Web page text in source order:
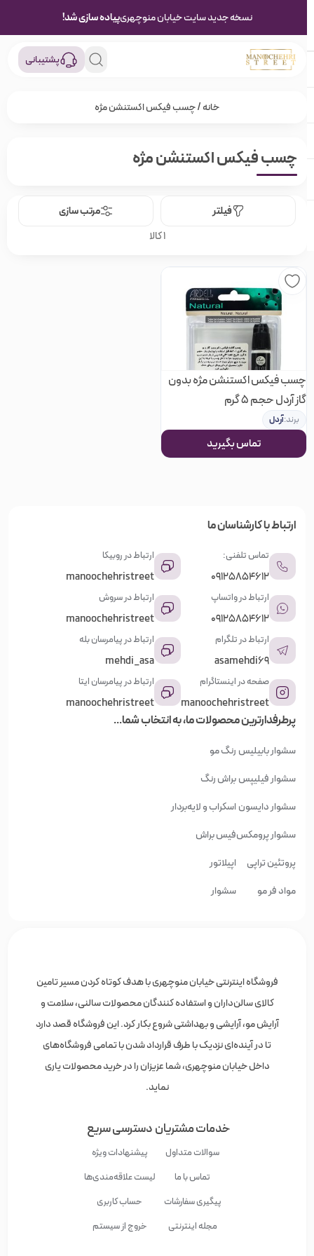
نسخه جدید سایت خیابان منوچهریپیاده سازی شد!
پشتیبانی
خانه/ چسب فیکس اکستنشن مژه
چسب فیکس اکستنشن مژه
فیلتر
مرتب سازی
1 کالا
محبوبیت
امتیاز
جدیدترین
ارزان‌ترین
گران‌ترین
چسب فیکس اکستنشن مژه بدون
گاز آردل حجم 5 گرم
برند:آردل
تماس بگیرید
ارتباط با کارشناسان ما
تماس تلفنی:
09125854612
ارتباط در واتساپ
09125854612
ارتباط در تلگرام
asamehdi69
صفحه در اینستاگرام
manoochehristreet
ارتباط در روبیکا
manoochehristreet
ارتباط در سروش
manoochehristreet
ارتباط در پیامرسان بله
mehdi_asa
ارتباط در پیامرسان ایتا
manoochehristreet
پرطرفدارترین محصولات ما، به انتخاب شما...
سشوار بابیلیس
سشوار فیلیپس
سشوار دایسون
سشوار پرومکس
پروتئین تراپی
مواد فر مو
رنگ مو
براش رنگ
اسکراب و لایه‌بردار
فیس براش
اپیلاتور
سشوار
فروشگاه اینترنتی خیابان منوچهری با هدف کوتاه کردن مسیر تامین
کالای سالن‌داران و استفاده کنندگان محصولات سالنی، سلامت و
آرایش مو، آرایشی و بهداشتی شروع بکار کرد. این فروشگاه قصد دارد
تا در آینده‌ای نزدیک با طرف قرارداد شدن با تمامی فروشگاه‌های
داخل خیابان منوچهری، شما عزیزان را در خرید محصولات یاری
نماید.
خدمات مشتریان
سوالات متداول
تماس با ما
پیگیری سفارشات
مجله اینترنتی
دسترسی سریع
پیشنهادات ویژه
لیست علاقه‌مندی‌ها
حساب کاربری
خروج از سیستم